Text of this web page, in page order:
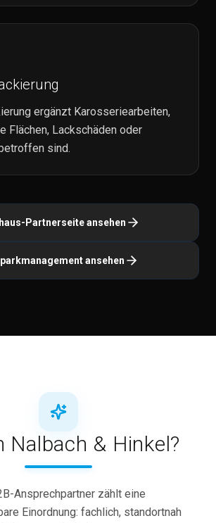
ergänzt Karosseriearbeiten,
Flächen, Lackschäden oder
sind.
Partnerseite ansehen
ansehen
Nalbach & Hinkel?
Ansprechpartner zählt eine
Einordnung: fachlich, standortnah